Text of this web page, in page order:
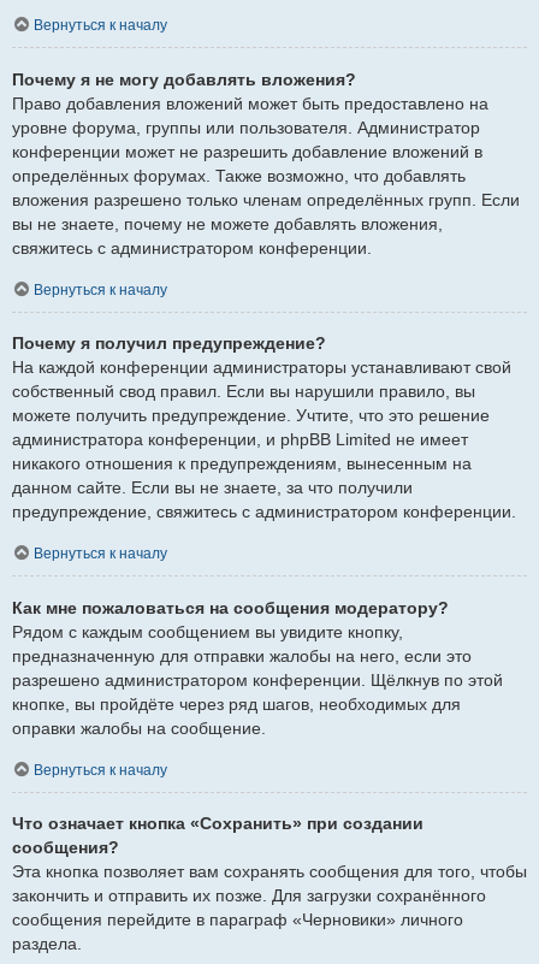
Вернуться к началу
Почему я не могу добавлять вложения?
Право добавления вложений может быть предоставлено на
уровне форума, группы или пользователя. Администратор
конференции может не разрешить добавление вложений в
определённых форумах. Также возможно, что добавлять
вложения разрешено только членам определённых групп. Если
вы не знаете, почему не можете добавлять вложения,
свяжитесь с администратором конференции.
Вернуться к началу
Почему я получил предупреждение?
На каждой конференции администраторы устанавливают свой
собственный свод правил. Если вы нарушили правило, вы
можете получить предупреждение. Учтите, что это решение
администратора конференции, и phpBB Limited не имеет
никакого отношения к предупреждениям, вынесенным на
данном сайте. Если вы не знаете, за что получили
предупреждение, свяжитесь с администратором конференции.
Вернуться к началу
Как мне пожаловаться на сообщения модератору?
Рядом с каждым сообщением вы увидите кнопку,
предназначенную для отправки жалобы на него, если это
разрешено администратором конференции. Щёлкнув по этой
кнопке, вы пройдёте через ряд шагов, необходимых для
оправки жалобы на сообщение.
Вернуться к началу
Что означает кнопка «Сохранить» при создании
сообщения?
Эта кнопка позволяет вам сохранять сообщения для того, чтобы
закончить и отправить их позже. Для загрузки сохранённого
сообщения перейдите в параграф «Черновики» личного
раздела.